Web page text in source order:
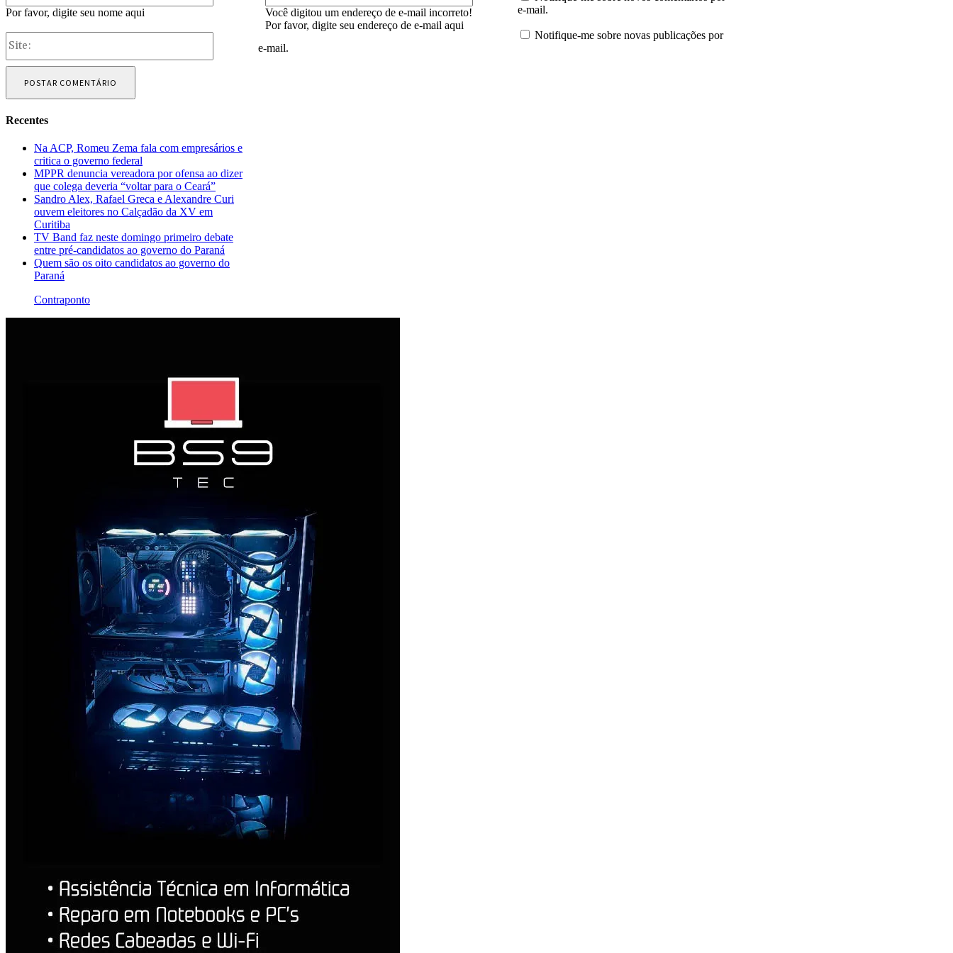
Por favor, digite seu nome aqui
Você digitou um endereço de e-mail incorreto!
Por favor, digite seu endereço de e-mail aqui
e-mail.
Notifique-me sobre novas publicações por
e-mail.
Recentes
Na ACP, Romeu Zema fala com empresários e
critica o governo federal
MPPR denuncia vereadora por ofensa ao dizer
que colega deveria “voltar para o Ceará”
Sandro Alex, Rafael Greca e Alexandre Curi
ouvem eleitores no Calçadão da XV em
Curitiba
TV Band faz neste domingo primeiro debate
entre pré-candidatos ao governo do Paraná
Quem são os oito candidatos ao governo do
Paraná
Contraponto